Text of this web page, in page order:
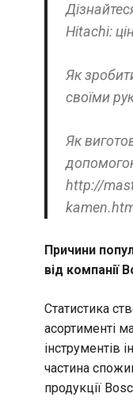
Hitachi:
Як
своїми
Як
http://
Причини
від компанії
Статистика
асортименті
інструментів
частина
продукції